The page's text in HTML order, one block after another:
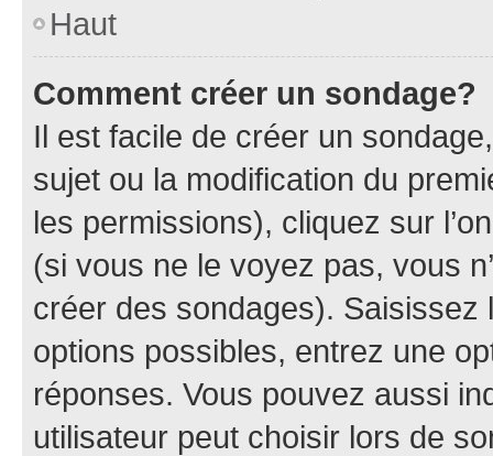
Haut
Comment créer un sondage?
Il est facile de créer un
sujet ou la modification du
les permissions), cliquez sur
(si vous ne le voyez pas, vous
créer des sondages).
options possibles, entrez une
réponses. Vous pouvez aussi
utilisateur peut choisir lors de